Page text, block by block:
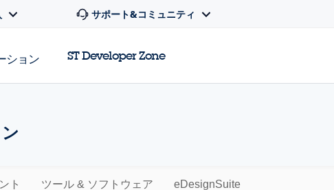
サポート&コミュニティ
ション ST Developer Zone
ト ツール & ソフトウェア eDesignSuite